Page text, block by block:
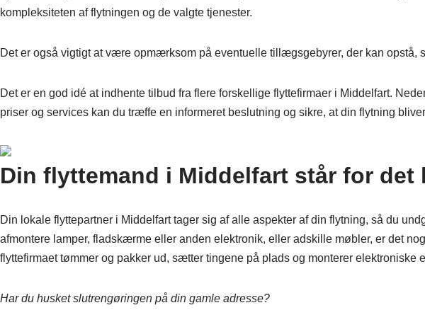
kompleksiteten af flytningen og de valgte tjenester.
Det er også vigtigt at være opmærksom på eventuelle tillægsgebyrer, der kan opstå,
Det er en god idé at indhente tilbud fra flere forskellige flyttefirmaer i Middelfart.
priser og services kan du træffe en informeret beslutning og sikre, at din flytning
Din flyttemand i Middelfart står for det
Din lokale flyttepartner i Middelfart tager sig af alle aspekter af din flytning, så du
afmontere lamper, fladskærme eller anden elektronik, eller adskille møbler, er det
flyttefirmaet tømmer og pakker ud, sætter tingene på plads og monterer elektroniske
Har du husket slutrengøringen på din gamle adresse?